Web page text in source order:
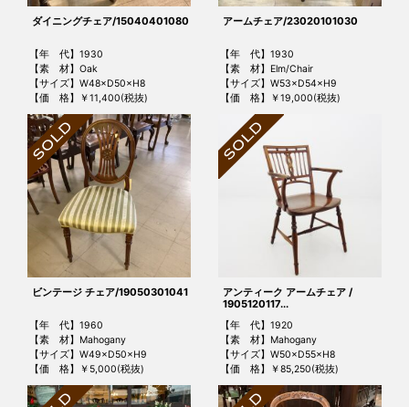
ダイニングチェア/15040401080
【年 代】1930
【素 材】Oak
【サイズ】W48×D50×H8
【価 格】￥11,400(税抜)
アームチェア/23020101030
【年 代】1930
【素 材】Elm/Chair
【サイズ】W53×D54×H9
【価 格】￥19,000(税抜)
ビンテージ チェア/19050301041
【年 代】1960
【素 材】Mahogany
【サイズ】W49×D50×H9
【価 格】￥5,000(税抜)
アンティーク アームチェア /
1905120117...
【年 代】1920
【素 材】Mahogany
【サイズ】W50×D55×H8
【価 格】￥85,250(税抜)